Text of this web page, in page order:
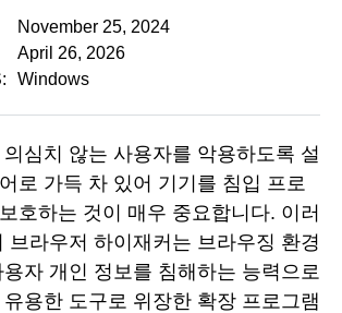
November 25, 2024
April 26, 2026
Windows
심치 않는 사용자를 악용하도록 설
로 가득 차 있어 기기를 침입 프로
호하는 것이 매우 중요합니다. 이러
브라우저 하이재커는 브라우징 환경
자 개인 정보를 침해하는 능력으로
용한 도구로 위장한 확장 프로그램